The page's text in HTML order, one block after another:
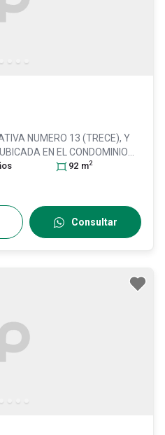
NUMERO 13 (TRECE), Y
EN EL CONDOMINIO
México (La Periquera),
s 92 m2
Consultar